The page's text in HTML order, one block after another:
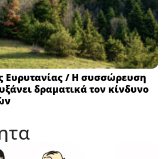
Ευρυτανίας / Η συσσώρευση
δραματικά τον κίνδυνο